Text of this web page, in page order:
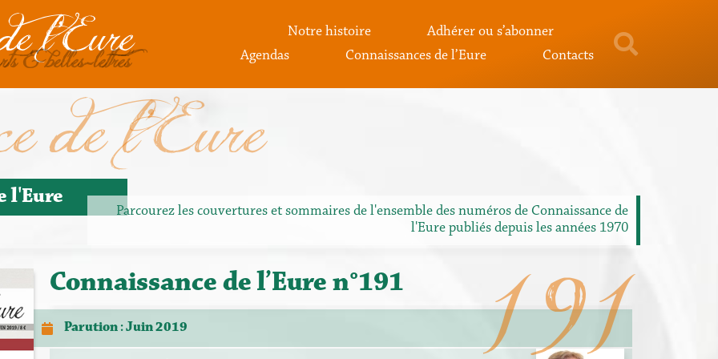
l'Eure
& belles-lettres
Notre histoire
Adhérer ou s’abonner
Agendas
Connaissances de l’Eure Contacts
de l'Eure
l'Eure
Parcourez les couvertures et sommaires de l'ensemble des numéros de Connaissance de
l'Eure publiés depuis les années 1970
Connaissance de l’Eure n°191
Parution : Juin 2019 191